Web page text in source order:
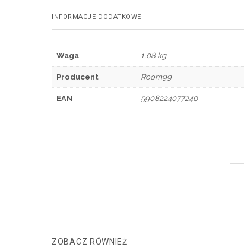
INFORMACJE DODATKOWE
Waga 1,08 kg
Producent Room99
EAN 5908224077240
ZOBACZ RÓWNIEŻ